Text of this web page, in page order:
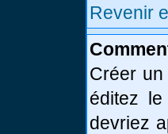
Revenir
Créer
éditez
devriez